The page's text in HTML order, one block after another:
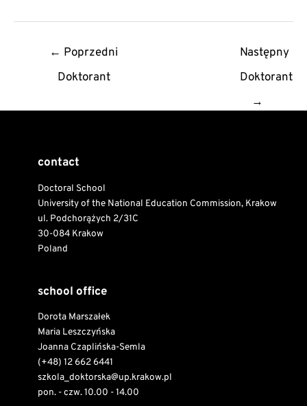
← Poprzedni
Doktorant
Następny
Doktorant
→
contact
Doctoral School
University of the National Education Commission, Krakow
ul. Podchorążych 2/31C
30-084 Krakow
Poland
school office
Dorota Marszałek
Maria Leszczyńska
Joanna Czaplińska-Semla
(+48) 12 662 6441
szkola_doktorska@up.krakow.pl
pon. - czw. 10.00 - 14.00